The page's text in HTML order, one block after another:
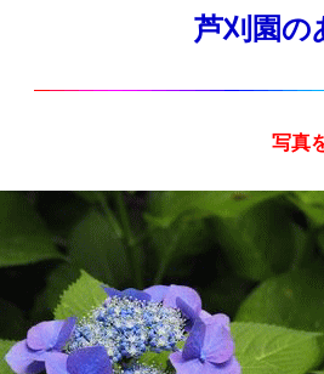
芦刈園
写真